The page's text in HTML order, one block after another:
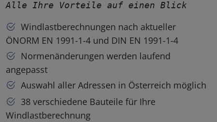
Alle Ihre Vorteile auf einen Blick
Windlastberechnungen nach aktueller
ÖNORM EN 1991-1-4 und DIN EN 1991-1-4
Normenänderungen werden laufend
angepasst
Auswahl aller Adressen in Österreich möglich
38 verschiedene Bauteile für Ihre
Windlastberechnung